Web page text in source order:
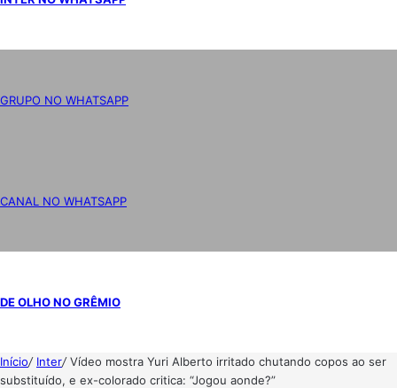
GRUPO NO WHATSAPP
CANAL NO WHATSAPP
DE OLHO NO GRÊMIO
Início/ Inter/Vídeo mostra Yuri Alberto irritado chutando copos ao ser
substituído, e ex-colorado critica: “Jogou aonde?”